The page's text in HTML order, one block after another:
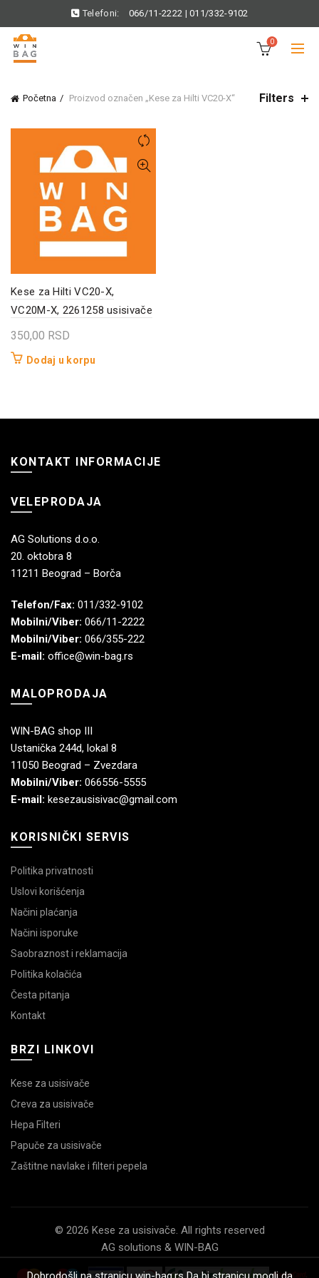
Telefoni: 066/11-2222 |011/332-9102
0
Početna Proizvod označen „Kese za Hilti VC20-X“ Filters
Kese za Hilti VC20-X,
VC20M-X, 2261258 usisivače
350,00 RSD
Dodaj u korpu
KONTAKT INFORMACIJE
VELEPRODAJA
AG Solutions d.o.o.
20. oktobra 8
11211 Beograd – Borča
Telefon/Fax: 011/332-9102
Mobilni/Viber: 066/11-2222
Mobilni/Viber: 066/355-222
E-mail: office@win-bag.rs
MALOPRODAJA
WIN-BAG shop III
Ustanička 244d, lokal 8
11050 Beograd – Zvezdara
Mobilni/Viber: 066556-5555
E-mail: kesezausisivac@gmail.com
KORISNIČKI SERVIS
Politika privatnosti
Uslovi korišćenja
Načini plaćanja
Načini isporuke
Saobraznost i reklamacija
Politika kolačića
Česta pitanja
Kontakt
BRZI LINKOVI
Kese za usisivače
Creva za usisivače
Hepa Filteri
Papuče za usisivače
Zaštitne navlake i filteri pepela
© 2026 Kese za usisivače. All rights reserved
AG solutions & WIN-BAG